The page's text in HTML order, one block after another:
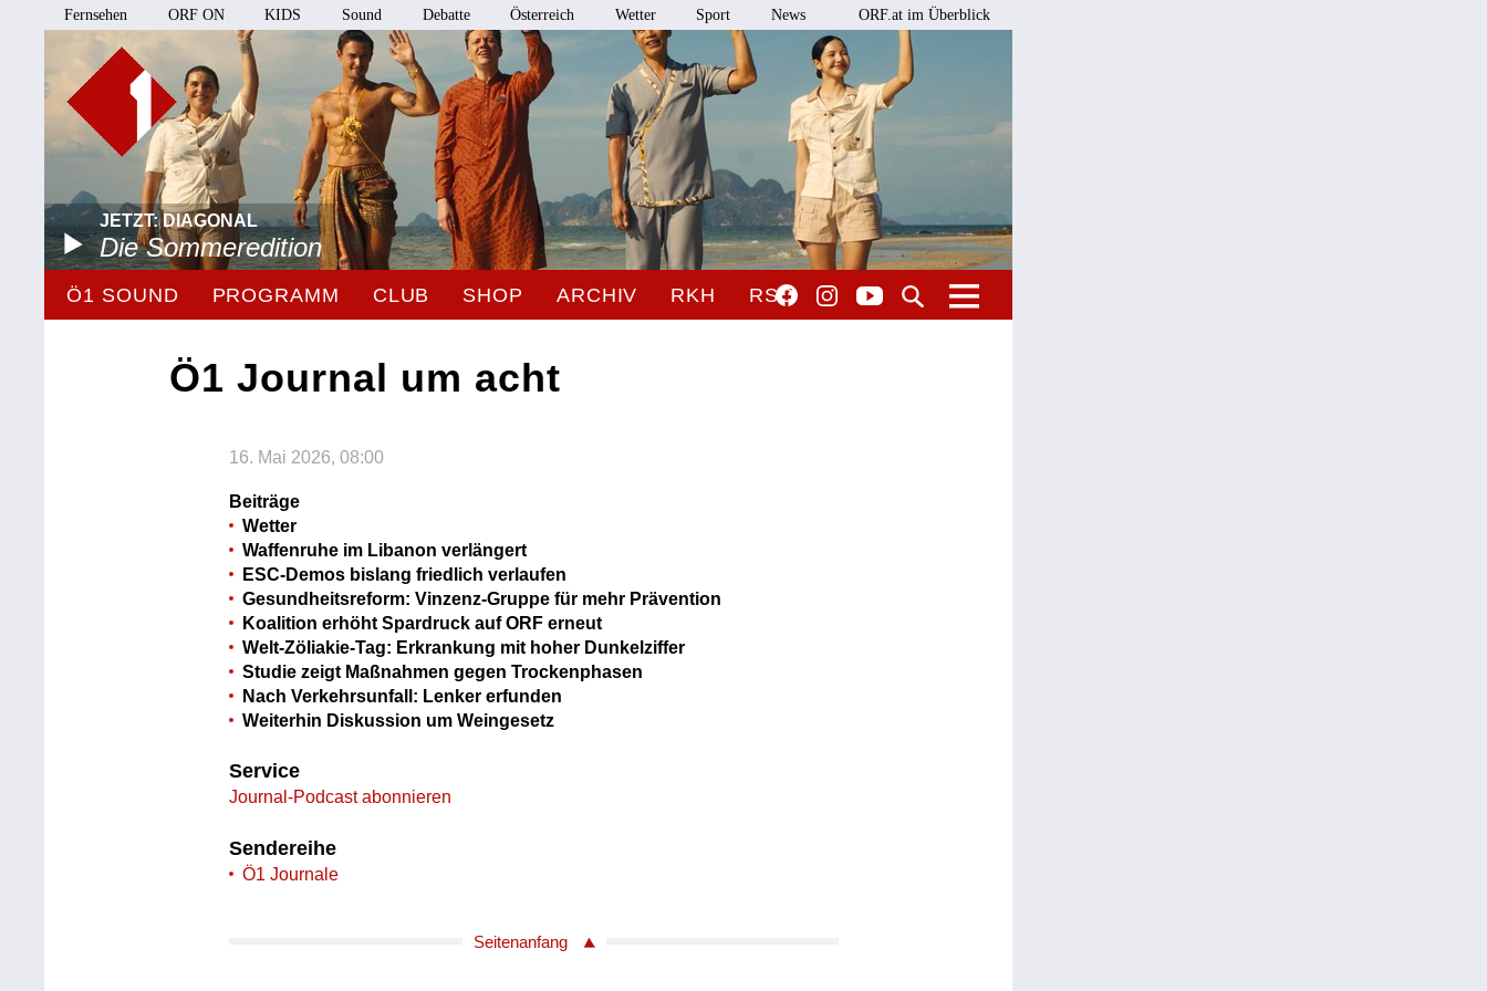
Fernsehen ORF ON KIDS Sound Debatte Österreich Wetter Sport News ORF.at im Überblick
JETZT: DIAGONAL
Die Sommeredition
Ö1 SOUND PROGRAMM CLUB SHOP ARCHIV RKH RSO
Ö1 Journal um acht
16. Mai 2026, 08:00
Beiträge
Wetter
Waffenruhe im Libanon verlängert
ESC-Demos bislang friedlich verlaufen
Gesundheitsreform: Vinzenz-Gruppe für mehr Prävention
Koalition erhöht Spardruck auf ORF erneut
Welt-Zöliakie-Tag: Erkrankung mit hoher Dunkelziffer
Studie zeigt Maßnahmen gegen Trockenphasen
Nach Verkehrsunfall: Lenker erfunden
Weiterhin Diskussion um Weingesetz
Service
Journal-Podcast abonnieren
Sendereihe
Ö1 Journale
Seitenanfang